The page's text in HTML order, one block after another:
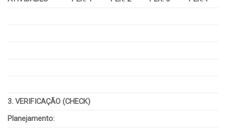
3. VERIFICAÇÃO (CHECK)
Planejamento: